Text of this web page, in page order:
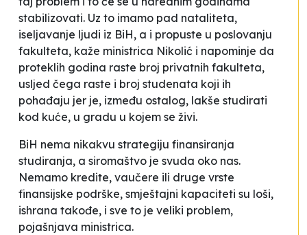
stabilizovati. Uz to imamo pad nataliteta,
iseljavanje ljudi iz BiH, a i propuste u poslovanju
fakulteta, kaže ministrica Nikolić i napominje da
proteklih godina raste broj privatnih fakulteta,
usljed čega raste i broj studenata koji ih
pohađaju jer je, između ostalog, lakše studirati
kod kuće, u gradu u kojem se živi.
BiH nema nikakvu strategiju finansiranja
studiranja, a siromaštvo je svuda oko nas.
Nemamo kredite, vaučere ili druge vrste
finansijske podrške, smještajni kapaciteti su loši,
ishrana takođe, i sve to je veliki problem,
pojašnjava ministrica.